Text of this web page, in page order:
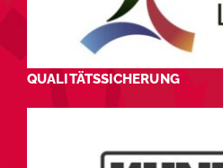
QUALITÄTSSICHERUNG